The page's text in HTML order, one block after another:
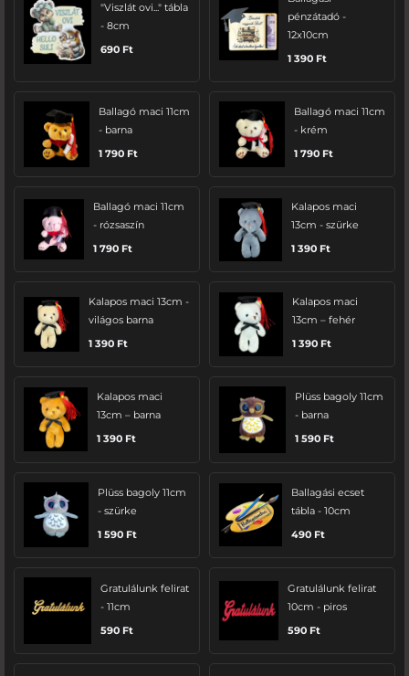
"Viszlát ovi..." tábla
- 8cm
690 Ft
pénzátadó -
12x10cm
1 390 Ft
Ballagó maci 11cm
- barna
1 790 Ft
Ballagó maci 11cm
- krém
1 790 Ft
Ballagó maci 11cm
- rózsaszín
1 790 Ft
Kalapos maci
13cm - szürke
1 390 Ft
Kalapos maci 13cm -
világos barna
1 390 Ft
Kalapos maci
13cm – fehér
1 390 Ft
Kalapos maci
13cm – barna
1 390 Ft
Plüss bagoly 11cm
- barna
1 590 Ft
Plüss bagoly 11cm
- szürke
1 590 Ft
Ballagási ecset
tábla - 10cm
490 Ft
Gratulálunk felirat
- 11cm
590 Ft
Gratulálunk felirat
10cm - piros
590 Ft